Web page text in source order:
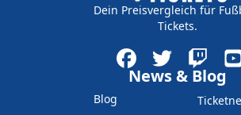
Dein Preisvergleich für
Tickets.
News & Blog
Blog